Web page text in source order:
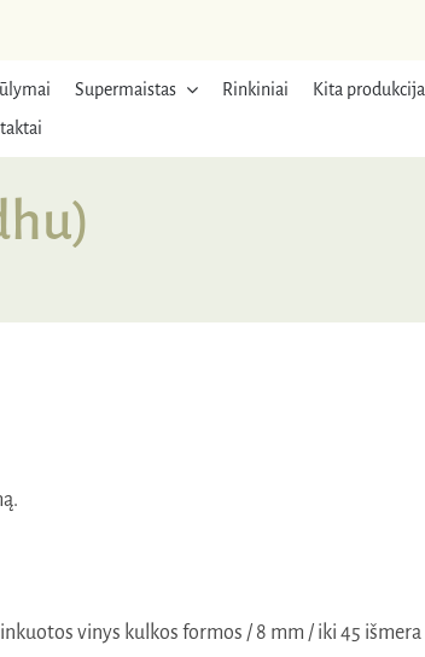
Supermaistas Rinkiniai Kita produkcija
vinys kulkos formos / 8 mm / iki 45 išmera